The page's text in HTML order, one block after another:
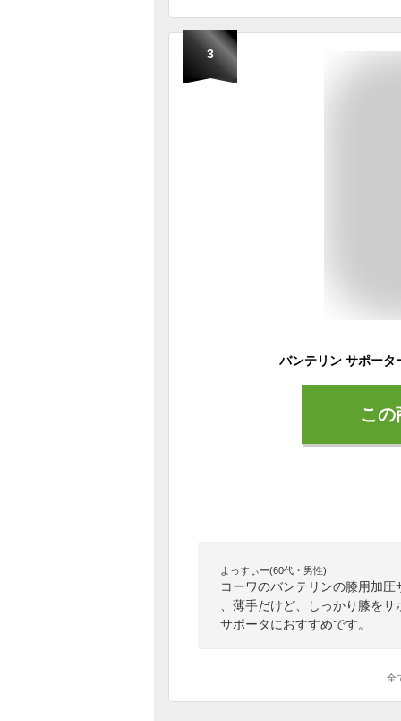
3
こ
よっすぃー(60代・男性)
コーワのバンテリンの膝用加
、薄手だけど、しっかり膝を
サポータにおすすめです。
全